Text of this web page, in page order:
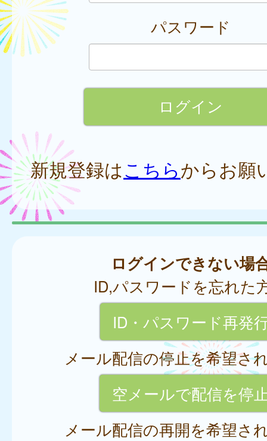
パスワード
新規登録はこちらからお願
ログインできない場
ID,パスワードを忘れた
ID・パスワード再発
メール配信の停止を希望さ
空メールで配信を停
メール配信の再開を希望さ